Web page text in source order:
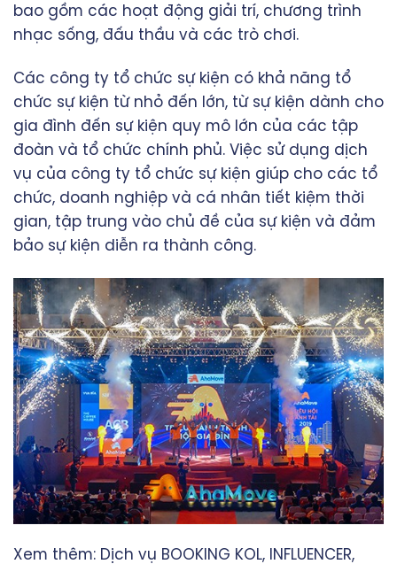
bao gồm các hoạt động giải trí, chương trình
nhạc sống, đấu thầu và các trò chơi.
Các công ty tổ chức sự kiện có khả năng tổ
chức sự kiện từ nhỏ đến lớn, từ sự kiện dành cho
gia đình đến sự kiện quy mô lớn của các tập
đoàn và tổ chức chính phủ. Việc sử dụng dịch
vụ của công ty tổ chức sự kiện giúp cho các tổ
chức, doanh nghiệp và cá nhân tiết kiệm thời
gian, tập trung vào chủ đề của sự kiện và đảm
bảo sự kiện diễn ra thành công.
Xem thêm: Dịch vụ BOOKING KOL, INFLUENCER,